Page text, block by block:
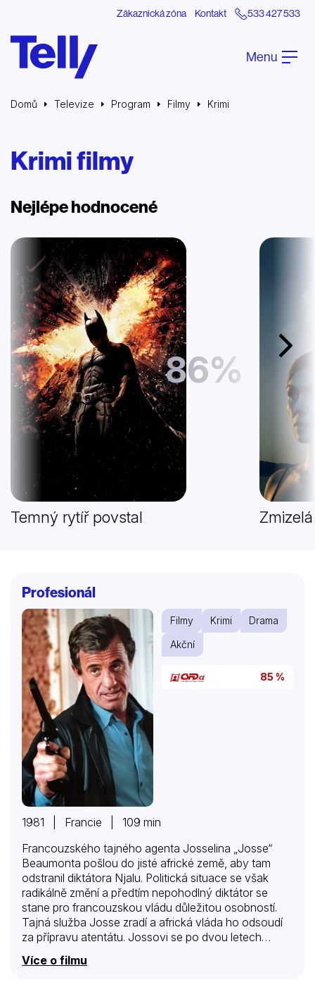
Zákaznická zóna Kontakt 533 427 533
Menu
Domů Televize Program Filmy Krimi
Krimi filmy
Nejlépe hodnocené
Další
86%
Temný rytíř povstal Zmizelá
Profesionál
Filmy Krimi
Drama
Akční
85 %
1981 | Francie | 109 min
Francouzského tajného agenta Josselina „Josse“
Beaumonta pošlou do jisté africké země, aby tam
odstranil diktátora Njalu. Politická situace se však
radikálně změní a předtím nepohodlný diktátor se
stane pro francouzskou vládu důležitou osobností.
Tajná služba Josse zradí a africká vláda ho odsoudí
za přípravu atentátu. Jossovi se po dvou letech
informuje bývalé nadřízené, že splní svůj původní úkol
Více o filmu